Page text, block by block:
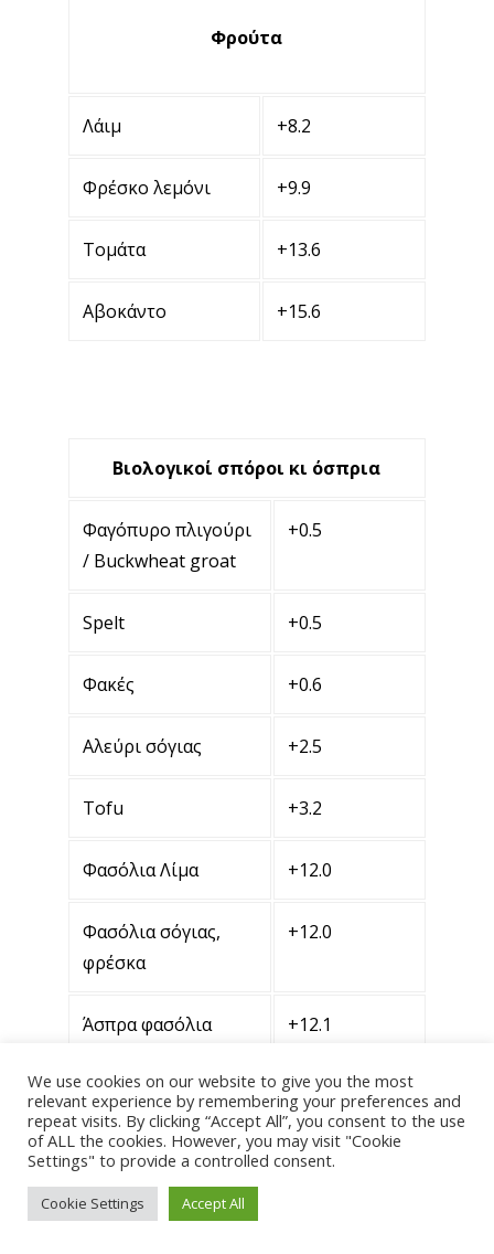
Φρούτα
Λάιμ +8.2
Φρέσκο λεμόνι +9.9
Τομάτα +13.6
Αβοκάντο +15.6
Βιολογικοί σπόροι κι όσπρια
Φαγόπυρο πλιγούρι
/ Buckwheat groat
+0.5
Spelt +0.5
Φακές +0.6
Αλεύρι σόγιας +2.5
Tofu +3.2
Φασόλια Λίμα +12.0
Φασόλια σόγιας,
φρέσκα
+12.0
Άσπρα φασόλια +12.1
Σόγια σε κόκκους
(μαγειρεμένα
αλεσμένα φασόλια
σόγιας)
+12.8
We use cookies on our website to give you the most
relevant experience by remembering your preferences and
repeat visits. By clicking “Accept All”, you consent to the use
of ALL the cookies. However, you may visit "Cookie
Settings" to provide a controlled consent.
Cookie Settings Accept All